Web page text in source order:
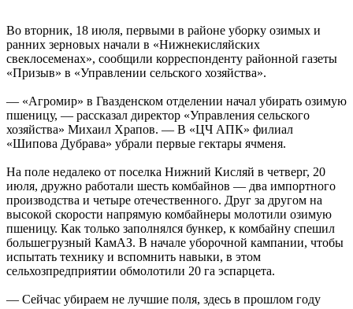
Во вторник, 18 июля, первыми в районе уборку озимых и
ранних зерновых начали в «Нижнекисляйских
свеклосеменах», сообщили корреспонденту районной газеты
«Призыв» в «Управлении сельского хозяйства».
— «Агромир» в Гвазденском отделении начал убирать озимую
пшеницу, — рассказал директор «Управления сельского
хозяйства» Михаил Храпов. — В «ЦЧ АПК» филиал
«Шипова Дубрава» убрали первые гектары ячменя.
На поле недалеко от поселка Нижний Кисляй в четверг, 20
июля, дружно работали шесть комбайнов — два импортного
производства и четыре отечественного. Друг за другом на
высокой скорости напрямую комбайнеры молотили озимую
пшеницу. Как только заполнялся бункер, к комбайну спешил
большегрузный КамАЗ. В начале уборочной кампании, чтобы
испытать технику и вспомнить навыки, в этом
сельхозпредприятии обмолотили 20 га эспарцета.
— Сейчас убираем не лучшие поля, здесь в прошлом году